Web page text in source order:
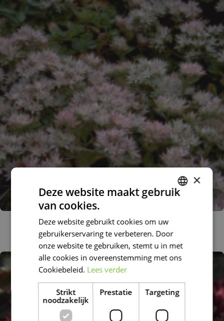
Roze vetkruid
Sedum spurium 'Album'
×
Deze website maakt gebruik
van cookies.
Deze website gebruikt cookies om uw
gebruikerservaring te verbeteren. Door
onze website te gebruiken, stemt u in met
alle cookies in overeenstemming met ons
Cookiebeleid. Lees verder
Strikt
noodzakelijk
Prestatie Targeting